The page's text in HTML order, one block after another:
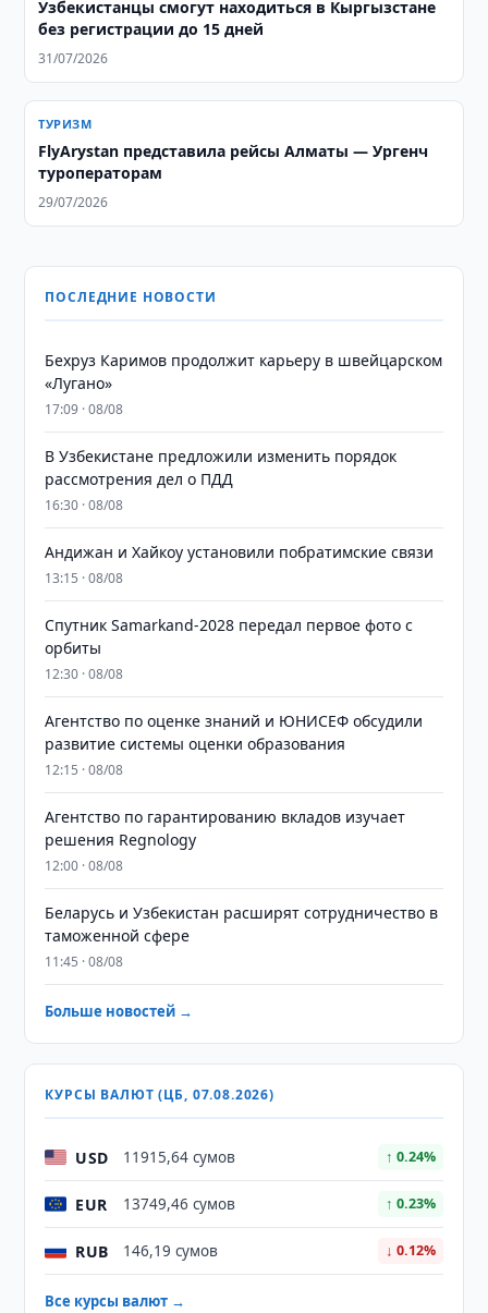
Узбекистанцы смогут находиться в Кыргызстане
без регистрации до 15 дней
31/07/2026
ТУРИЗМ
FlyArystan представила рейсы Алматы — Ургенч
туроператорам
29/07/2026
ПОСЛЕДНИЕ НОВОСТИ
Бехруз Каримов продолжит карьеру в швейцарском
«Лугано»
17:09 · 08/08
В Узбекистане предложили изменить порядок
рассмотрения дел о ПДД
16:30 · 08/08
Андижан и Хайкоу установили побратимские связи
13:15 · 08/08
Спутник Samarkand-2028 передал первое фото с
орбиты
12:30 · 08/08
Агентство по оценке знаний и ЮНИСЕФ обсудили
развитие системы оценки образования
12:15 · 08/08
Агентство по гарантированию вкладов изучает
решения Regnology
12:00 · 08/08
Беларусь и Узбекистан расширят сотрудничество в
таможенной сфере
11:45 · 08/08
Больше новостей →
КУРСЫ ВАЛЮТ (ЦБ, 07.08.2026)
USD 11915,64 сумов ↑ 0.24%
EUR 13749,46 сумов ↑ 0.23%
RUB 146,19 сумов ↓ 0.12%
Все курсы валют →